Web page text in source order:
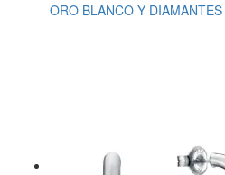
ORO BLANCO Y DIAMANTES